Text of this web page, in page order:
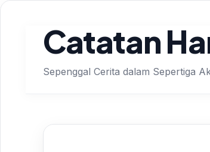
Catatan
Sepenggal Cerita dalam Sepertiga